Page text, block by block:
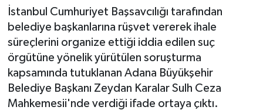
İstanbul Cumhuriyet Başsavcılığı tarafından
belediye başkanlarına rüşvet vererek ihale
süreçlerini organize ettiği iddia edilen suç
örgütüne yönelik yürütülen soruşturma
kapsamında tutuklanan Adana Büyükşehir
Belediye Başkanı Zeydan Karalar Sulh Ceza
Mahkemesii'nde verdiği ifade ortaya çıktı.
Resmi İlanlar
Sağlık